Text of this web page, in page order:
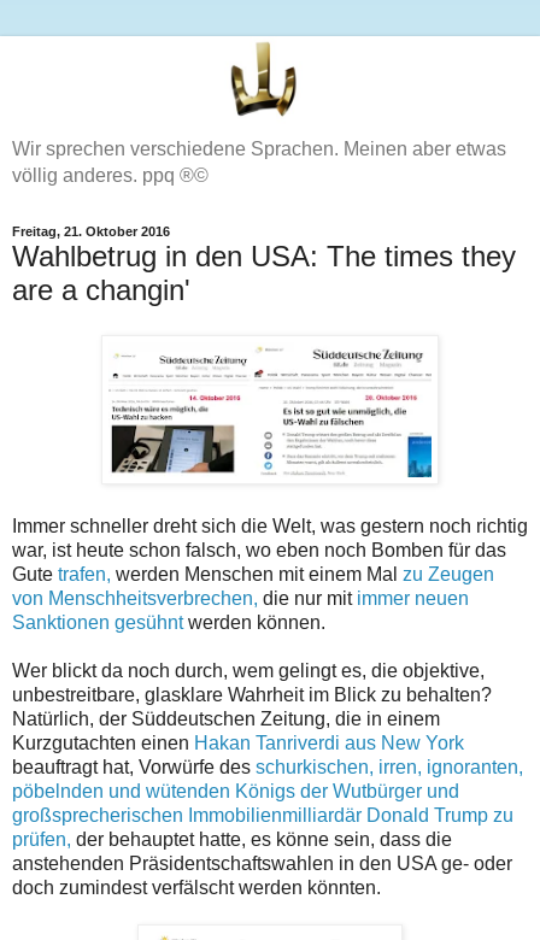
Wir sprechen verschiedene Sprachen. Meinen aber etwas
völlig anderes. ppq ®©
Freitag, 21. Oktober 2016
Wahlbetrug in den USA: The times they
are a changin'
Immer schneller dreht sich die Welt, was gestern noch richtig
war, ist heute schon falsch, wo eben noch Bomben für das
Gute trafen, werden Menschen mit einem Mal zu Zeugen
von Menschheitsverbrechen, die nur mit immer neuen
Sanktionen gesühntwerden können.
Wer blickt da noch durch, wem gelingt es, die objektive,
unbestreitbare, glasklare Wahrheit im Blick zu behalten?
Natürlich, der Süddeutschen Zeitung, die in einem
Kurzgutachten einen Hakan Tanriverdi aus New York
beauftragt hat, Vorwürfe des schurkischen, irren, ignoranten,
pöbelnden und wütenden Königs der Wutbürger und
großsprecherischen Immobilienmilliardär Donald Trump zu
prüfen, der behauptet hatte, es könne sein, dass die
anstehenden Präsidentschaftswahlen in den USA ge- oder
doch zumindest verfälscht werden könnten.